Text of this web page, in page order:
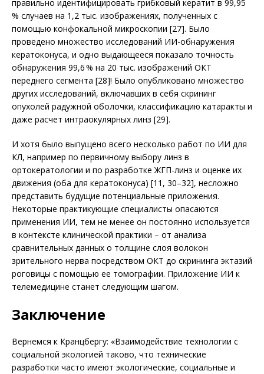
правильно идентифицировать грибковый кератит в 99,95
% случаев на 1,2 тыс. изображениях, полученных с
помощью конфокальной микроскопии [27]. Было
проведено множество исследований ИИ-обнаружения
кератоконуса, и одно выдающееся показало точность
обнаружения 99,6 % на 20 тыс. изображений ОКТ
переднего сегмента [28]! Было опуб­ликовано множество
других исследований, включавших в себя скрининг
опухолей радужной оболочки, классификацию катаракты и
даже расчет интраокулярных линз [29].
И хотя было выпущено всего несколько работ по ИИ для
КЛ, например по первичному выбору линз в
ортокератологии и по разработке ЖГП-линз и оценке их
движения (оба для кератоконуса) [11, 30–32], несложно
представить будущие потенциальные приложения.
Некоторые практикующие специа­листы опасаются
применения ИИ, тем не менее он постоянно используется
в контексте клинической практики – от анализа
сравнительных данных о толщине слоя волокон
зрительного нерва посредством ОКТ до скрининга эктазий
роговицы с помощью ее томографии. Приложение ИИ к
телемедицине станет следующим шагом.
Заключение
Вернемся к Кранцбергу: «Взаимодействие технологии с
социальной экологией таково, что технические
разработки часто имеют экологические, социальные и